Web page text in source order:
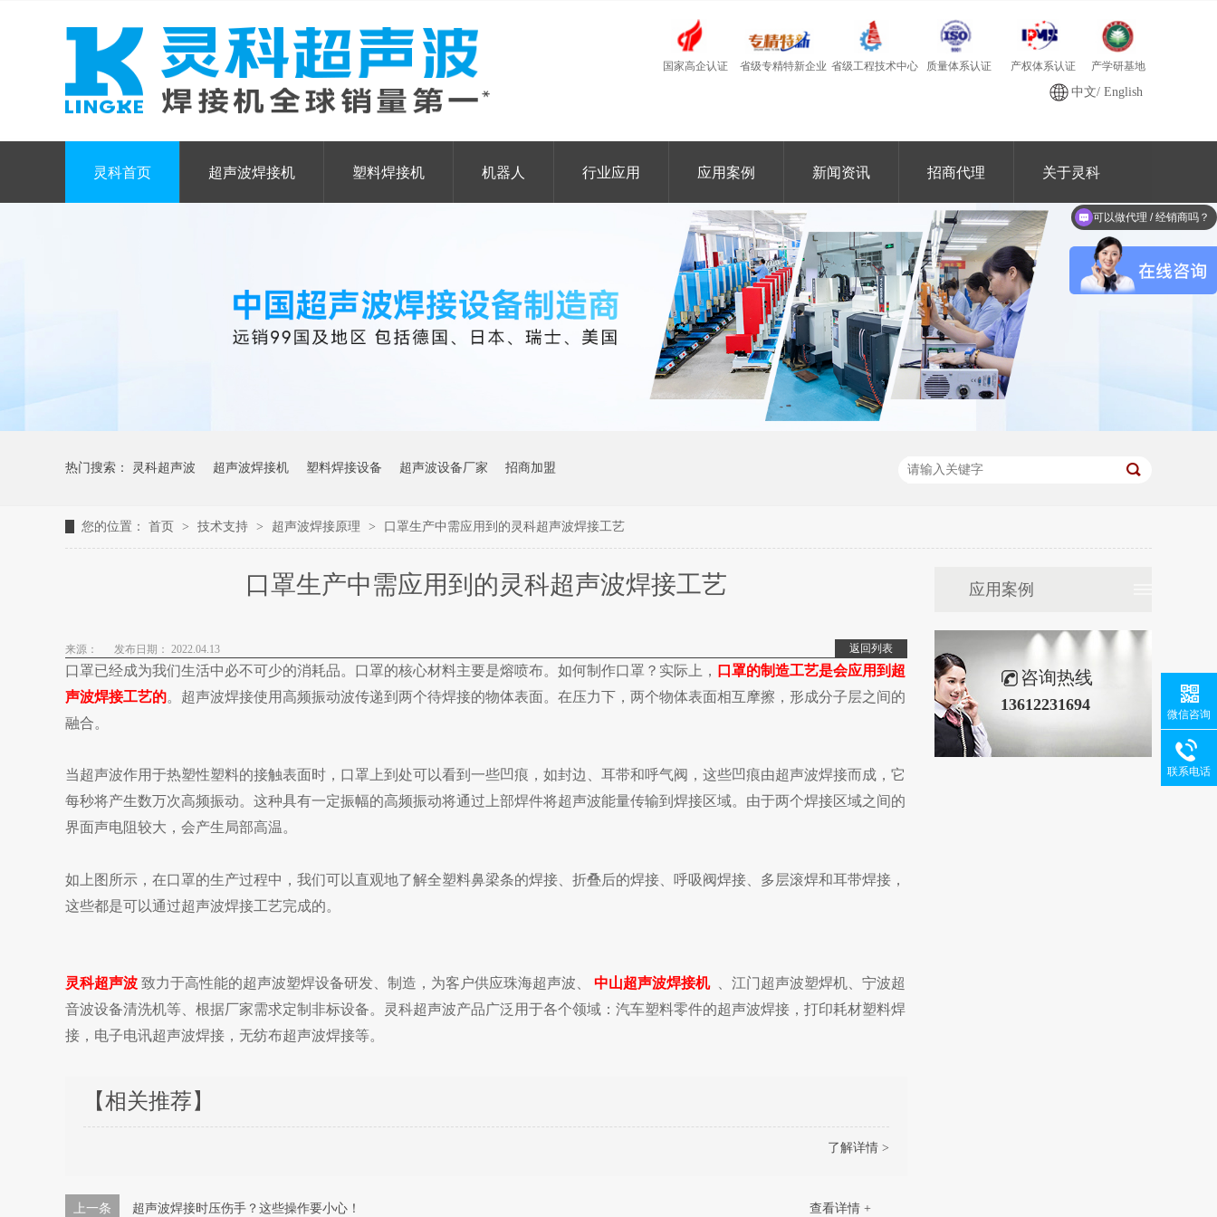
国家高企认证 省级专精特新企业 省级工程技术中心 质量体系认证 产权体系认证 产学研基地
中文/English
灵科首页 超声波焊接机 塑料焊接机 机器人 行业应用 应用案例 新闻资讯 招商代理 关于灵科
热门搜索： 灵科超声波 超声波焊接机 塑料焊接设备 超声波设备厂家 招商加盟
您的位置： 首页 > 技术支持 > 超声波焊接原理 > 口罩生产中需应用到的灵科超声波焊接工艺
口罩生产中需应用到的灵科超声波焊接工艺
返回列表
来源： 发布日期： 2022.04.13
口罩已经成为我们生活中必不可少的消耗品。口罩的核心材料主要是熔喷布。如何制作口罩？实际上， 口罩的制造工艺是会应用到超
声波焊接工艺的。超声波焊接使用高频振动波传递到两个待焊接的物体表面。在压力下，两个物体表面相互摩擦，形成分子层之间的
融合。
当超声波作用于热塑性塑料的接触表面时，口罩上到处可以看到一些凹痕，如封边、耳带和呼气阀，这些凹痕由超声波焊接而成，它
每秒将产生数万次高频振动。这种具有一定振幅的高频振动将通过上部焊件将超声波能量传输到焊接区域。由于两个焊接区域之间的
界面声电阻较大，会产生局部高温。
如上图所示，在口罩的生产过程中，我们可以直观地了解全塑料鼻梁条的焊接、折叠后的焊接、呼吸阀焊接、多层滚焊和耳带焊接，
这些都是可以通过超声波焊接工艺完成的。
灵科超声波 致力于高性能的超声波塑焊设备研发、制造，为客户供应珠海超声波、 中山超声波焊接机
、江门超声波塑焊机、宁波超
音波设备清洗机等、根据厂家需求定制非标设备。灵科超声波产品广泛用于各个领域：汽车塑料零件的超声波焊接，打印耗材塑料焊
接，电子电讯超声波焊接，无纺布超声波焊接等。
【相关推荐】
了解详情 >
查看详情 +
上一条 超声波焊接时压伤手？这些操作要小心！
应用案例
咨询热线
13612231694
微信咨询
联系电话
可以做代理 / 经销商吗？